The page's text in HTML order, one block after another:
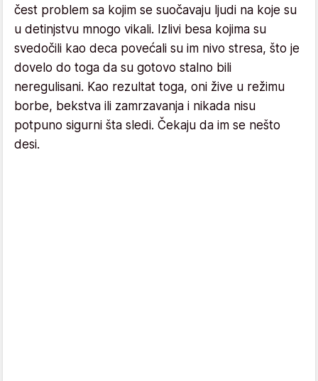
čest problem sa kojim se suočavaju ljudi na koje su
u detinjstvu mnogo vikali. Izlivi besa kojima su
svedočili kao deca povećali su im nivo stresa, što je
dovelo do toga da su gotovo stalno bili
neregulisani. Kao rezultat toga, oni žive u režimu
borbe, bekstva ili zamrzavanja i nikada nisu
potpuno sigurni šta sledi. Čekaju da im se nešto
desi.